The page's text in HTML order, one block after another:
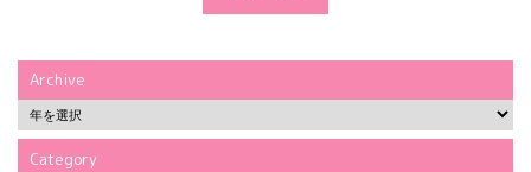
Archive
Category